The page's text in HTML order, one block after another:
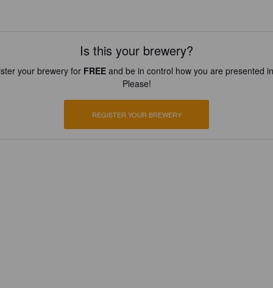
Is this your brewery?
your brewery for FREEand be in control how you are presented
Please!
REGISTER YOUR BREWERY